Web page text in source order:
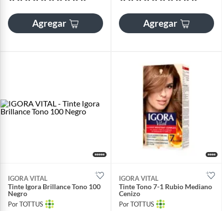
Agregar Agregar
IGORA VITAL
Tinte Igora Brillance Tono 100
Negro
Por TOTTUS
IGORA VITAL
Tinte Tono 7-1 Rubio Mediano
Cenizo
Por TOTTUS